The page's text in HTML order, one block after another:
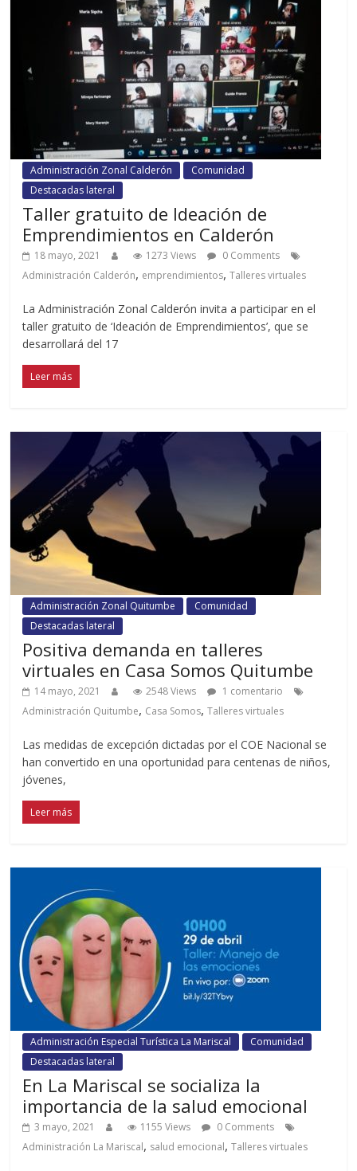
Administración Zonal Calderón
Comunidad
Destacadas lateral
Taller gratuito de Ideación de
Emprendimientos en Calderón
18 mayo, 2021 1273 Views
0 Comments
Administración Calderón, emprendimientos,Talleres virtuales
La Administración Zonal Calderón invita a participar en el
taller gratuito de ‘Ideación de Emprendimientos’, que se
desarrollará del 17
Leer más
Administración Zonal Quitumbe
Comunidad
Destacadas lateral
Positiva demanda en talleres
virtuales en Casa Somos Quitumbe
14 mayo, 2021 2548 Views
1 comentario
Administración Quitumbe, Casa Somos,Talleres virtuales
Las medidas de excepción dictadas por el COE Nacional se
han convertido en una oportunidad para centenas de niños,
jóvenes,
Leer más
Administración Especial Turística La Mariscal
Comunidad
Destacadas lateral
En La Mariscal se socializa la
importancia de la salud emocional
3 mayo, 2021 1155 Views
0 Comments
Administración La Mariscal, salud emocional,Talleres virtuales